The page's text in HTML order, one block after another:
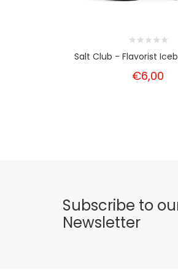
Salt Club - Flavorist
€6,00
Subscribe to
Newsletter